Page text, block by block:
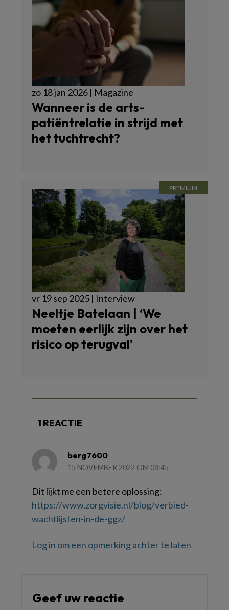
zo 18 jan 2026 | Magazine
Wanneer is de arts-
patiëntrelatie in strijd met
het tuchtrecht?
vr 19 sep 2025 | Interview
Neeltje Batelaan | ‘We
moeten eerlijk zijn over het
risico op terugval’
1 REACTIE
berg7600
15 NOVEMBER 2022 OM 08:45
Dit lijkt me een betere oplossing:
https://www.zorgvisie.nl/blog/verbied-
wachtlijsten-in-de-ggz/
Log in om een opmerking achter te laten
Geef uw reactie